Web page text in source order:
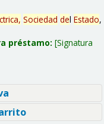
Sociedad del Estado,
préstamo: Signatura